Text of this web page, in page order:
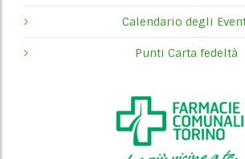
Calendario degli
Punti Carta fedeltà